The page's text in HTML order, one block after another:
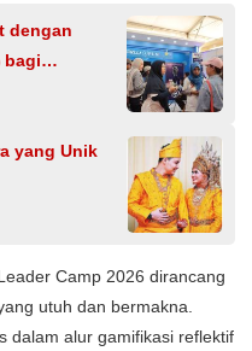
dengan
bagi
yang Unik
Camp 2026 dirancang
utuh dan bermakna.
dalam alur gamifikasi reflektif